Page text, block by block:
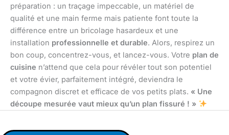
préparation : un traçage impeccable, un matériel de
qualité et une main ferme mais patiente font toute la
différence entre un bricolage hasardeux et une
installation professionnelle et durable. Alors, respirez un
bon coup, concentrez-vous, et lancez-vous. Votre plan de
cuisine n’attend que cela pour révéler tout son potentiel
et votre évier, parfaitement intégré, deviendra le
compagnon discret et efficace de vos petits plats. « Une
découpe mesurée vaut mieux qu’un plan fissuré ! »